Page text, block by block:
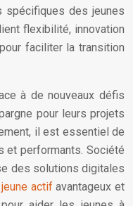
spécifiques des jeunes
flexibilité, innovation
faciliter la transition
à de nouveaux défis
pour leurs projets
il est essentiel de
et performants. Société
des solutions digitales
actifavantageux et